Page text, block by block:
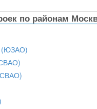
по районам
(ЮЗАО)